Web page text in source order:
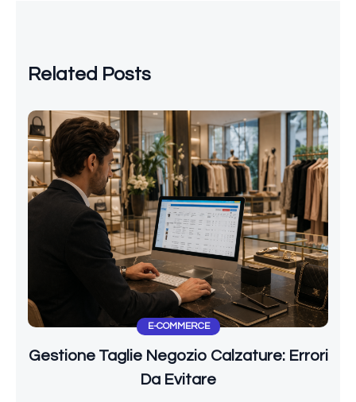
Related Posts
E-COMMERCE
Gestione Taglie Negozio Calzature: Errori
Da Evitare